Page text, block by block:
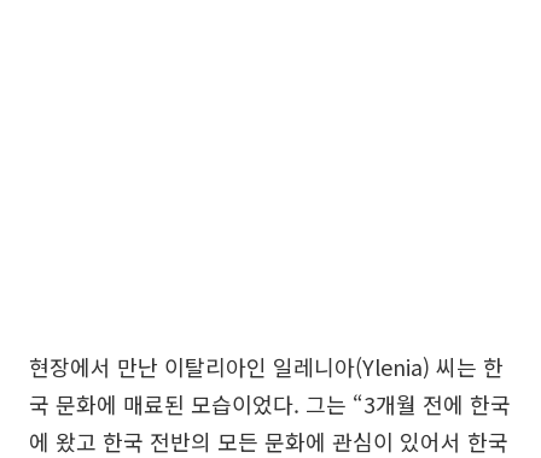
현장에서 만난 이탈리아인 일레니아(Ylenia) 씨는 한
국 문화에 매료된 모습이었다. 그는 “3개월 전에 한국
에 왔고 한국 전반의 모든 문화에 관심이 있어서 한국